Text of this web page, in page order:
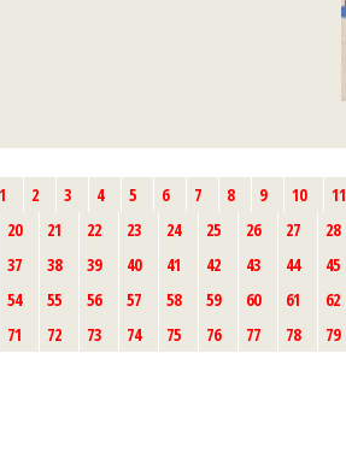
1 2 3 4 5 6 7 8 9 10 11
20 21 22 23 24 25 26 27 28
37 38 39 40 41 42 43 44 45
54 55 56 57 58 59 60 61 62
71 72 73 74 75 76 77 78 79